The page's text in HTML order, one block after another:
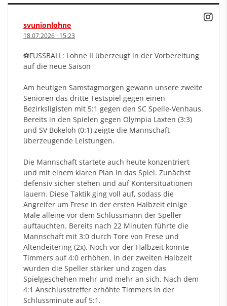
svunionlohne
18.07.2026 · 15:23
⚽️FUSSBALL: Lohne II überzeugt in der Vorbereitung
auf die neue Saison
Am heutigen Samstagmorgen gewann unsere zweite
Senioren das dritte Testspiel gegen einen
Bezirksligisten mit 5:1 gegen den SC Spelle-Venhaus.
Bereits in den Spielen gegen Olympia Laxten (3:3)
und SV Bokeloh (0:1) zeigte die Mannschaft
überzeugende Leistungen.
Die Mannschaft startete auch heute konzentriert
und mit einem klaren Plan in das Spiel. Zunächst
defensiv sicher stehen und auf Kontersituationen
lauern. Diese Taktik ging voll auf, sodass die
Angreifer um Frese in der ersten Halbzeit einige
Male alleine vor dem Schlussmann der Speller
auftauchten. Bereits nach 22 Minuten führte die
Mannschaft mit 3:0 durch Tore von Frese und
Altendeitering (2x). Noch vor der Halbzeit konnte
Timmers auf 4:0 erhöhen. In der zweiten Halbzeit
wurden die Speller stärker und zogen das
Spielgeschehen mehr und mehr an sich. Nach dem
4:1 Anschlusstreffer erhöhte Timmers in der
Schlussminute auf 5:1.